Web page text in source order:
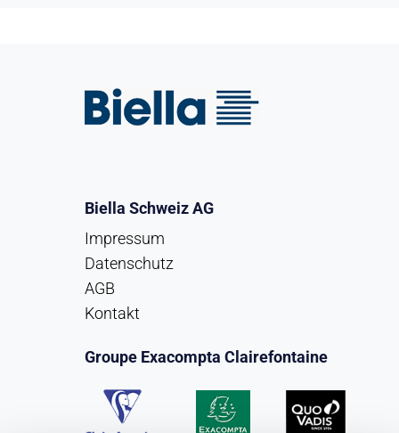
Biella Schweiz AG
Impressum
Datenschutz
AGB
Kontakt
Groupe Exacompta Clairefontaine